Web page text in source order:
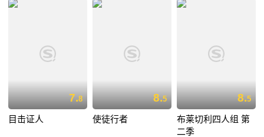
7.8
目击证人
8.5
使徒行者
8.5
布莱切利四人组 第
二季